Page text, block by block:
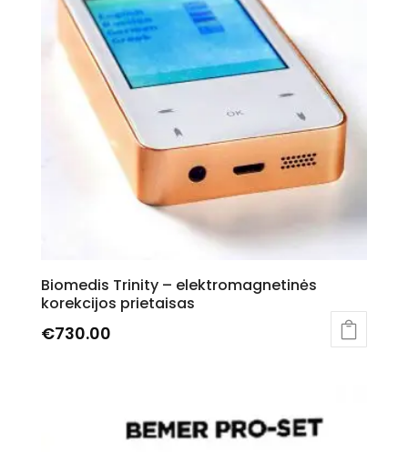
Biomedis Trinity – elektromagnetinės
korekcijos prietaisas
€730.00